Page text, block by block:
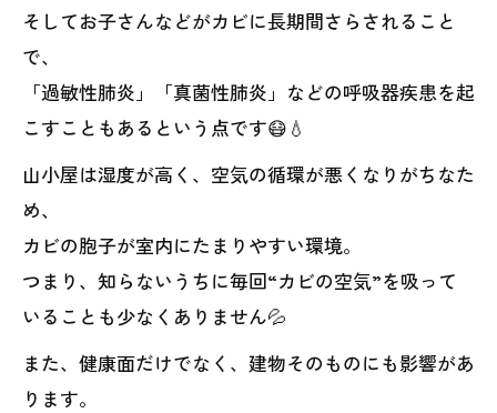
そしてお子さんなどがカビに長期間さらされること
で、
「過敏性肺炎」「真菌性肺炎」などの呼吸器疾患を起
こすこともあるという点です😷💧
山小屋は湿度が高く、空気の循環が悪くなりがちなた
め、
カビの胞子が室内にたまりやすい環境。
つまり、知らないうちに毎回“カビの空気”を吸って
いることも少なくありません💦
また、健康面だけでなく、建物そのものにも影響があ
ります。